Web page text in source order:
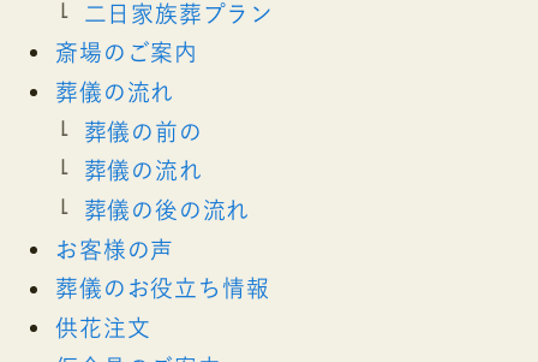
二日家族葬プラン
斎場のご案内
葬儀の流れ
葬儀の前の
葬儀の流れ
葬儀の後の流れ
お客様の声
葬儀のお役立ち情報
供花注文